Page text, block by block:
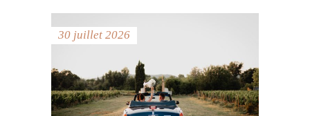
30 juillet 2026